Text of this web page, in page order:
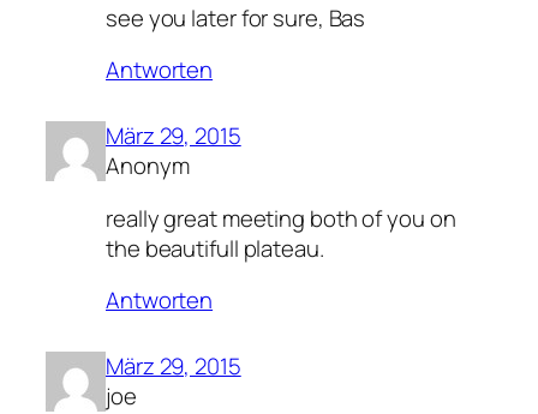
see you later for sure, Bas
Antworten
März 29, 2015
Anonym
really great meeting both of you on
the beautifull plateau.
Antworten
März 29, 2015
joe